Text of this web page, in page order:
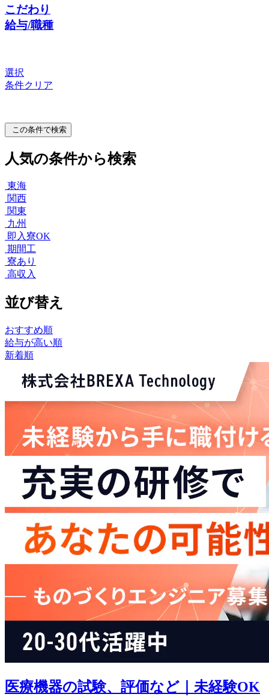
こだわり
給与/職種
選択
条件クリア
この条件で検索
人気の条件から検索
東海
関西
関東
九州
即入寮OK
期間工
寮あり
高収入
並び替え
おすすめ順
給与が高い順
新着順
医療機器の試験、評価など｜未経験OK